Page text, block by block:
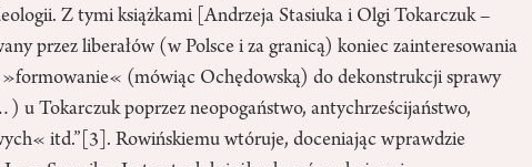
Z tymi książkami [Andrzeja Stasiuka i Olgi Tokarczuk –
przez liberałów (w Polsce i za granicą) koniec zainteresowania
(mówiąc Ochędowską) do dekonstrukcji sprawy
u Tokarczuk poprzez neopogaństwo, antychrześcijaństwo,
itd.” [3] . Rowińskiemu wtóruje, doceniając wprawdzie